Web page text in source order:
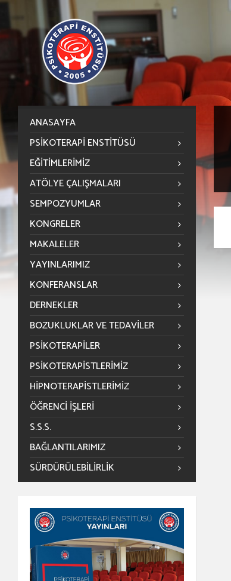
ANASAYFA
PSIKOTERAPI ENSTITÜSÜ
EĞITIMLERIMIZ
ATÖLYE ÇALIŞMALARI
SEMPOZYUMLAR
KONGRELER
MAKALELER
YAYINLARIMIZ
KONFERANSLAR
DERNEKLER
BOZUKLUKLAR VE TEDAVILER
PSIKOTERAPILER
PSIKOTERAPISTLERIMIZ
HIPNOTERAPISTLERIMIZ
ÖĞRENCİ İŞLERİ
S.S.S.
BAĞLANTILARIMIZ
SÜRDÜRÜLEBILIRLIK